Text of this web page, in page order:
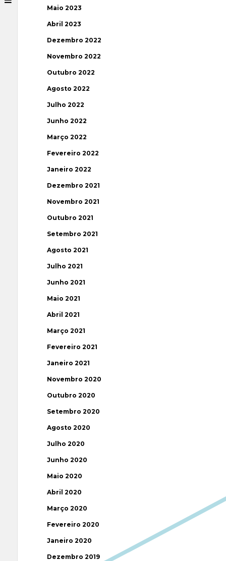
Maio 2023
Abril 2023
Dezembro 2022
Novembro 2022
Outubro 2022
Agosto 2022
Julho 2022
Junho 2022
Março 2022
Fevereiro 2022
Janeiro 2022
Dezembro 2021
Novembro 2021
Outubro 2021
Setembro 2021
Agosto 2021
Julho 2021
Junho 2021
Maio 2021
Abril 2021
Março 2021
Fevereiro 2021
Janeiro 2021
Novembro 2020
Outubro 2020
Setembro 2020
Agosto 2020
Julho 2020
Junho 2020
Maio 2020
Abril 2020
Março 2020
Fevereiro 2020
Janeiro 2020
Dezembro 2019